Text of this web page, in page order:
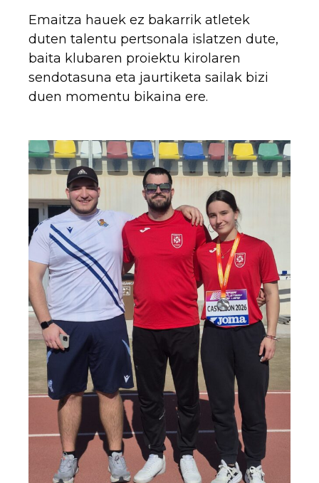
Emaitza hauek ez bakarrik atletek
duten talentu pertsonala islatzen dute,
baita klubaren proiektu kirolaren
sendotasuna eta jaurtiketa sailak bizi
duen momentu bikaina ere.